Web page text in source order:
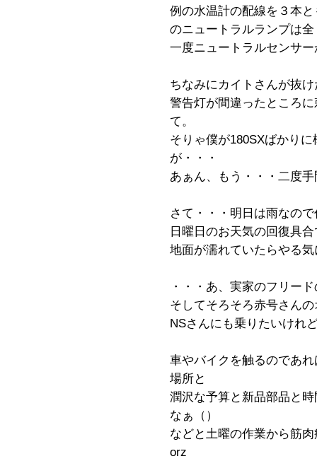
例の水温計の配線を３本
のニュートラルランプは
一度ニュートラルセンサ
ちなみにカイトさんが抜
警告灯が間違ったところ
て。
そりゃ僕が180SXばかり
が・・・
あぁん、もう・・・二度
さて・・・明日は雨なの
日曜日のお天気の回復具
地面が濡れていたらやる
・・・あ、実家のフリー
そしてそろそろ赤号さん
NSさんにも乗りたいけれ
車やバイクを触るのであ
場所と
潤沢な予算と新品部品と
なぁ（）
などと土曜の作業から筋
orz